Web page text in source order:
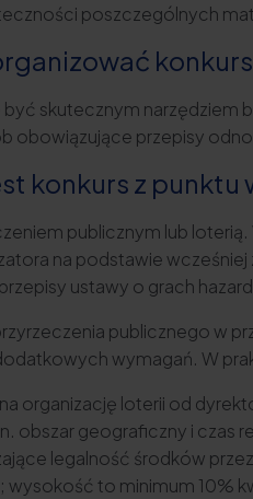
poszczególnych
skutecznym
obowiązujące przepisy
konkurs z
publicznym lub
na podstawie
ustawy o grach
publicznego w
wymagań. W
organizację loterii od
obszar geograficzny i czas
legalność środków
wysokość to minimum 10%